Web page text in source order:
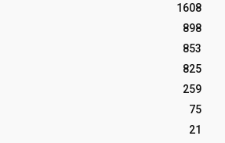
1608
898
853
825
259
75
21